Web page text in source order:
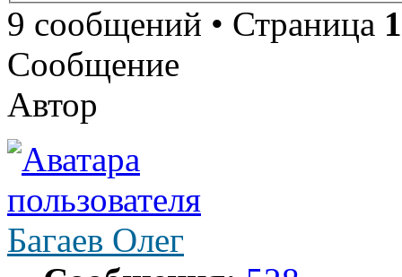
9 сообщений • Страница 1
Сообщение
Автор
Багаев Олег